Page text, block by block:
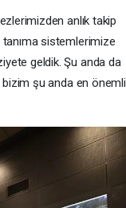
anlık takip
tanıma sistemlerimize
geldik. Şu anda da
bizim şu anda en önemli